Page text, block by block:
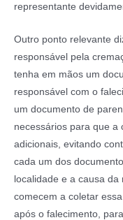
representante
Outro ponto relevante
responsável pela
tenha em mãos um
responsável com o
um documento de
necessários para que a
adicionais, evitando
cada um dos
localidade e a causa
comecem a coletar
após o falecimento,